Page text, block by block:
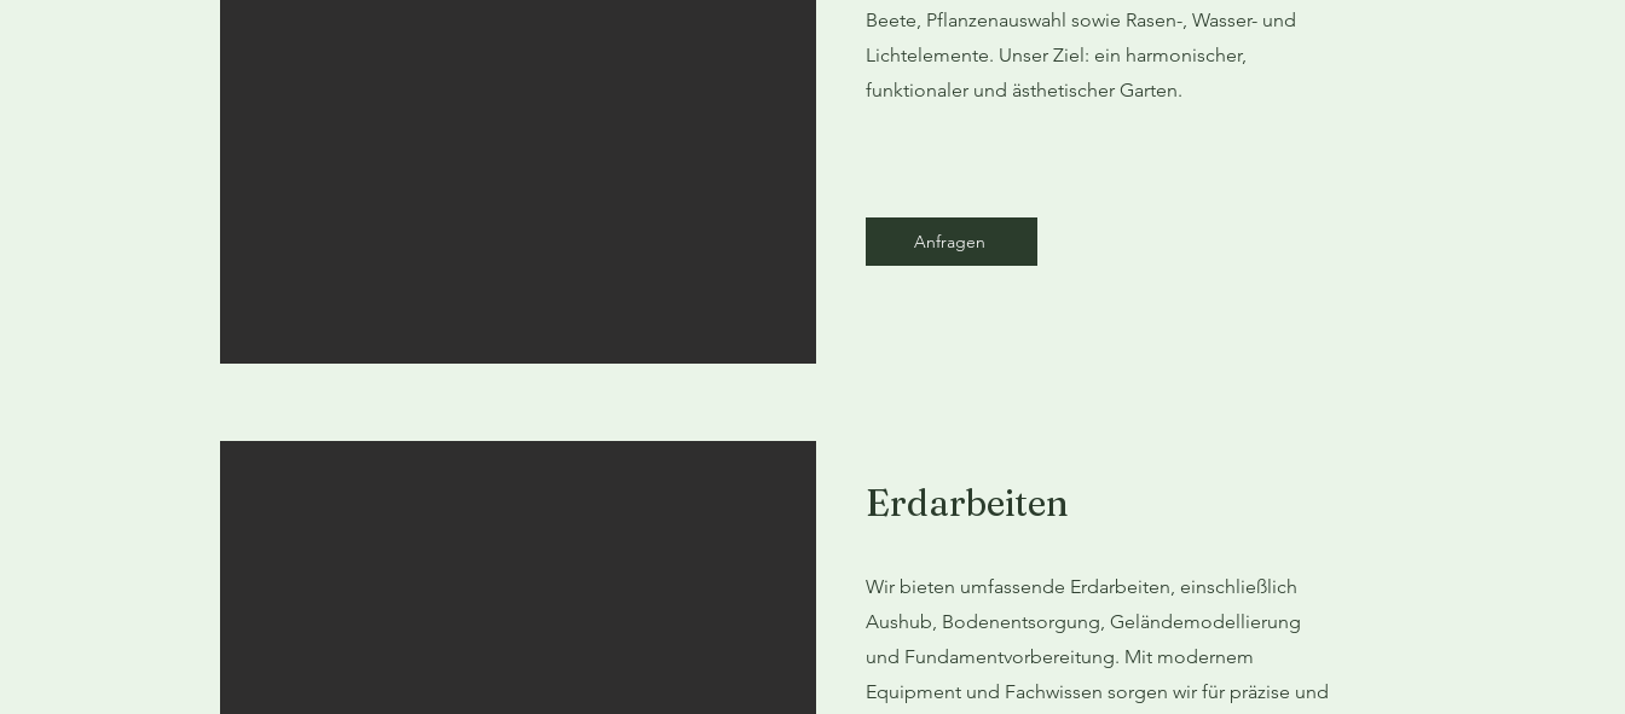
Beete, Pflanzenauswahl sowie Rasen-, Wasser- und
Lichtelemente. Unser Ziel: ein harmonischer,
funktionaler und ästhetischer Garten.
Anfragen
Erdarbeiten
Wir bieten umfassende Erdarbeiten, einschließlich
Aushub, Bodenentsorgung, Geländemodellierung
und Fundamentvorbereitung. Mit modernem
Equipment und Fachwissen sorgen wir für präzise und